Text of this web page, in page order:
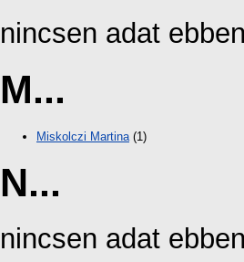
nincsen adat
M...
Miskolczi Martina (1)
N...
nincsen adat